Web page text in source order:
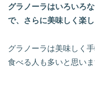
グラノーラはいろいろ
で、さらに美味しく楽
グラノーラは美味しく
食べる人も多いと思いま